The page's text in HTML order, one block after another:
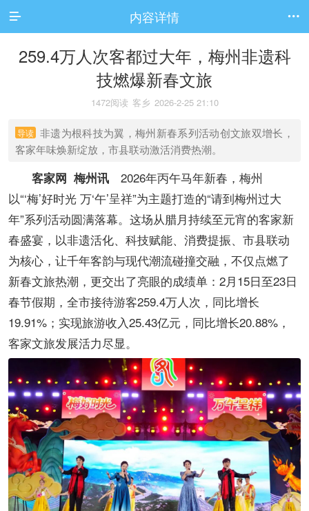
 内容详情 
259.4万人次客都过大年，梅州非遗科
技燃爆新春文旅
1472阅读 客乡 2026-2-25 21:10
导读 非遗为根科技为翼，梅州新春系列活动创文旅双增长，
客家年味焕新绽放，市县联动激活消费热潮。
客家网 梅州讯 2026年丙午马年新春，梅州
以“‘梅’好时光 万‘午’呈祥”为主题打造的“请到梅州过大
年”系列活动圆满落幕。这场从腊月持续至元宵的客家新
春盛宴，以非遗活化、科技赋能、消费提振、市县联动
为核心，让千年客韵与现代潮流碰撞交融，不仅点燃了
新春文旅热潮，更交出了亮眼的成绩单：2月15日至23日
春节假期，全市接待游客259.4万人次，同比增长
19.91%；实现旅游收入25.43亿元，同比增长20.88%，
客家文旅发展活力尽显。